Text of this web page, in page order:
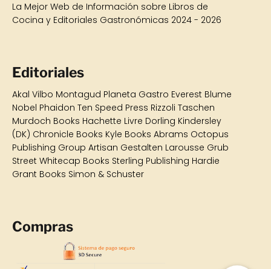
La Mejor Web de Información sobre Libros de
Cocina y Editoriales Gastronómicas 2024 - 2026
Editoriales
Akal Vilbo Montagud Planeta Gastro Everest Blume
Nobel Phaidon Ten Speed Press Rizzoli Taschen
Murdoch Books Hachette Livre Dorling Kindersley
(DK) Chronicle Books Kyle Books Abrams Octopus
Publishing Group Artisan Gestalten Larousse Grub
Street Whitecap Books Sterling Publishing Hardie
Grant Books Simon & Schuster
Compras